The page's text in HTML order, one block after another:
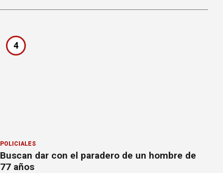
4
POLICIALES
Buscan dar con el paradero de un hombre de
77 años